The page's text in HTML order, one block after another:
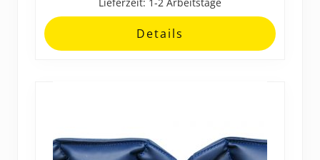
Details
Optionen
können
werden